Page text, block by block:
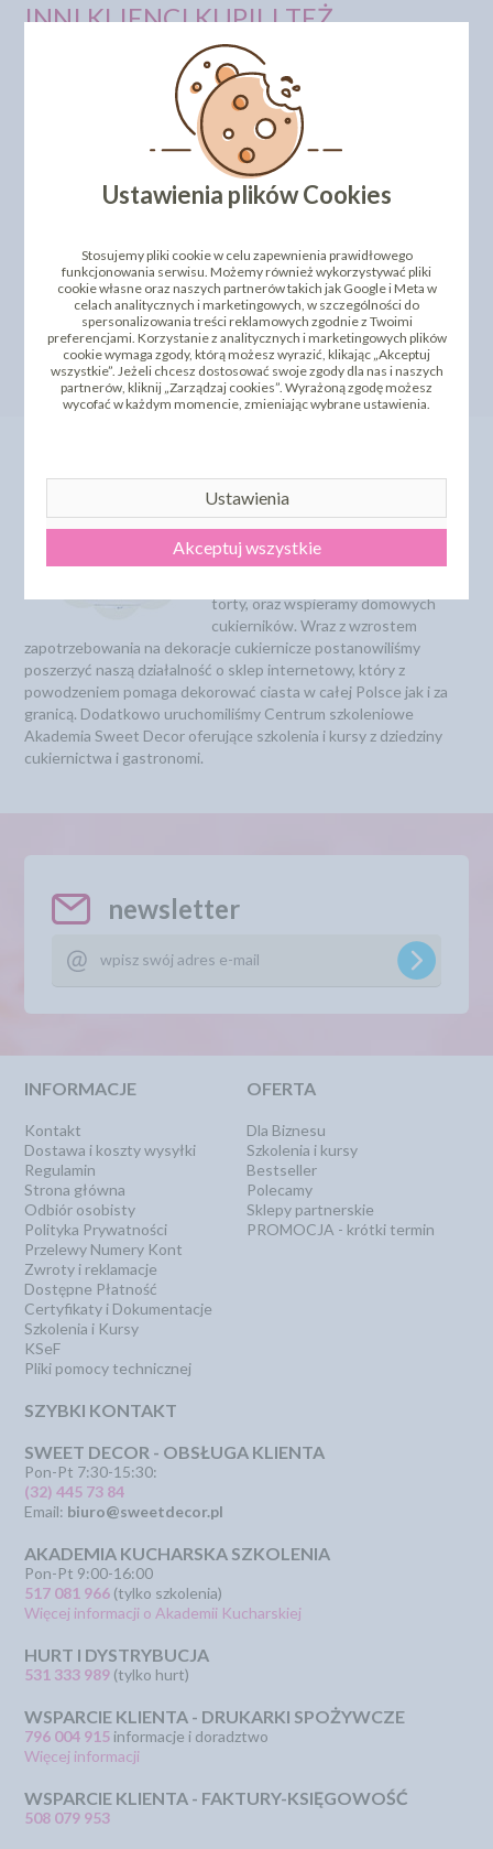
INNI KLIENCI KUPILI TEŻ
- CRUNCHY TRIO CHOCO
MIX 500G
cena:50,05 zł
CHWILOWO
NIEDOSTĘPNY
DESEROWEJ
CZEKOLADZIE - 500G PET
cena:47,55 zł
CHWILOWO
NIEDOSTĘPNY
SWEET DECOR istnieje od 1992
początku zajmujemy się
torty, oraz wspieramy domowych
cukierników. Wraz z wzrostem
zapotrzebowania na dekoracje cukiernicze postanowiliśmy
poszerzyć naszą działalność o sklep internetowy, który z
powodzeniem pomaga dekorować ciasta w całej Polsce jak i za
granicą. Dodatkowo uruchomiliśmy Centrum szkoleniowe
Akademia Sweet Decor oferujące szkolenia i kursy z dziedziny
cukiernictwa i gastronomi.
newsletter
INFORMACJE
Kontakt
Dostawa i koszty wysyłki
Regulamin
Strona główna
Odbiór osobisty
Polityka Prywatności
Przelewy Numery Kont
Zwroty i reklamacje
Dostępne Płatność
Certyfikaty i Dokumentacje
Szkolenia i Kursy
KSeF
Pliki pomocy technicznej
OFERTA
Dla Biznesu
Szkolenia i kursy
Bestseller
Polecamy
Sklepy partnerskie
PROMOCJA - krótki termin
SZYBKI KONTAKT
SWEET DECOR - OBSŁUGA KLIENTA
Pon-Pt 7:30-15:30:
(32) 445 73 84
Email: biuro@sweetdecor.pl
AKADEMIA KUCHARSKA SZKOLENIA
Pon-Pt 9:00-16:00
517 081 966 (tylko szkolenia)
Więcej informacji o Akademii Kucharskiej
HURT I DYSTRYBUCJA
531 333 989 (tylko hurt)
WSPARCIE KLIENTA - DRUKARKI SPOŻYWCZE
796 004 915 informacje i doradztwo
Więcej informacji
WSPARCIE KLIENTA - FAKTURY-KSIĘGOWOŚĆ
508 079 953
Ustawienia plików Cookies
Stosujemy pliki cookie w celu zapewnienia prawidłowego
funkcjonowania serwisu. Możemy również wykorzystywać pliki
cookie własne oraz naszych partnerów takich jak Google i Meta w
celach analitycznych i marketingowych, w szczególności do
spersonalizowania treści reklamowych zgodnie z Twoimi
preferencjami. Korzystanie z analitycznych i marketingowych plików
cookie wymaga zgody, którą możesz wyrazić, klikając „Akceptuj
wszystkie”. Jeżeli chcesz dostosować swoje zgody dla nas i naszych
partnerów, kliknij „Zarządzaj cookies”. Wyrażoną zgodę możesz
wycofać w każdym momencie, zmieniając wybrane ustawienia.
Ustawienia
Akceptuj wszystkie